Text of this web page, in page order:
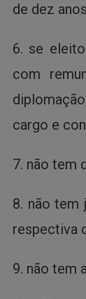
de dez
6. se
com
cargo e
7. não tem
8. não tem
respectiva
9. não tem